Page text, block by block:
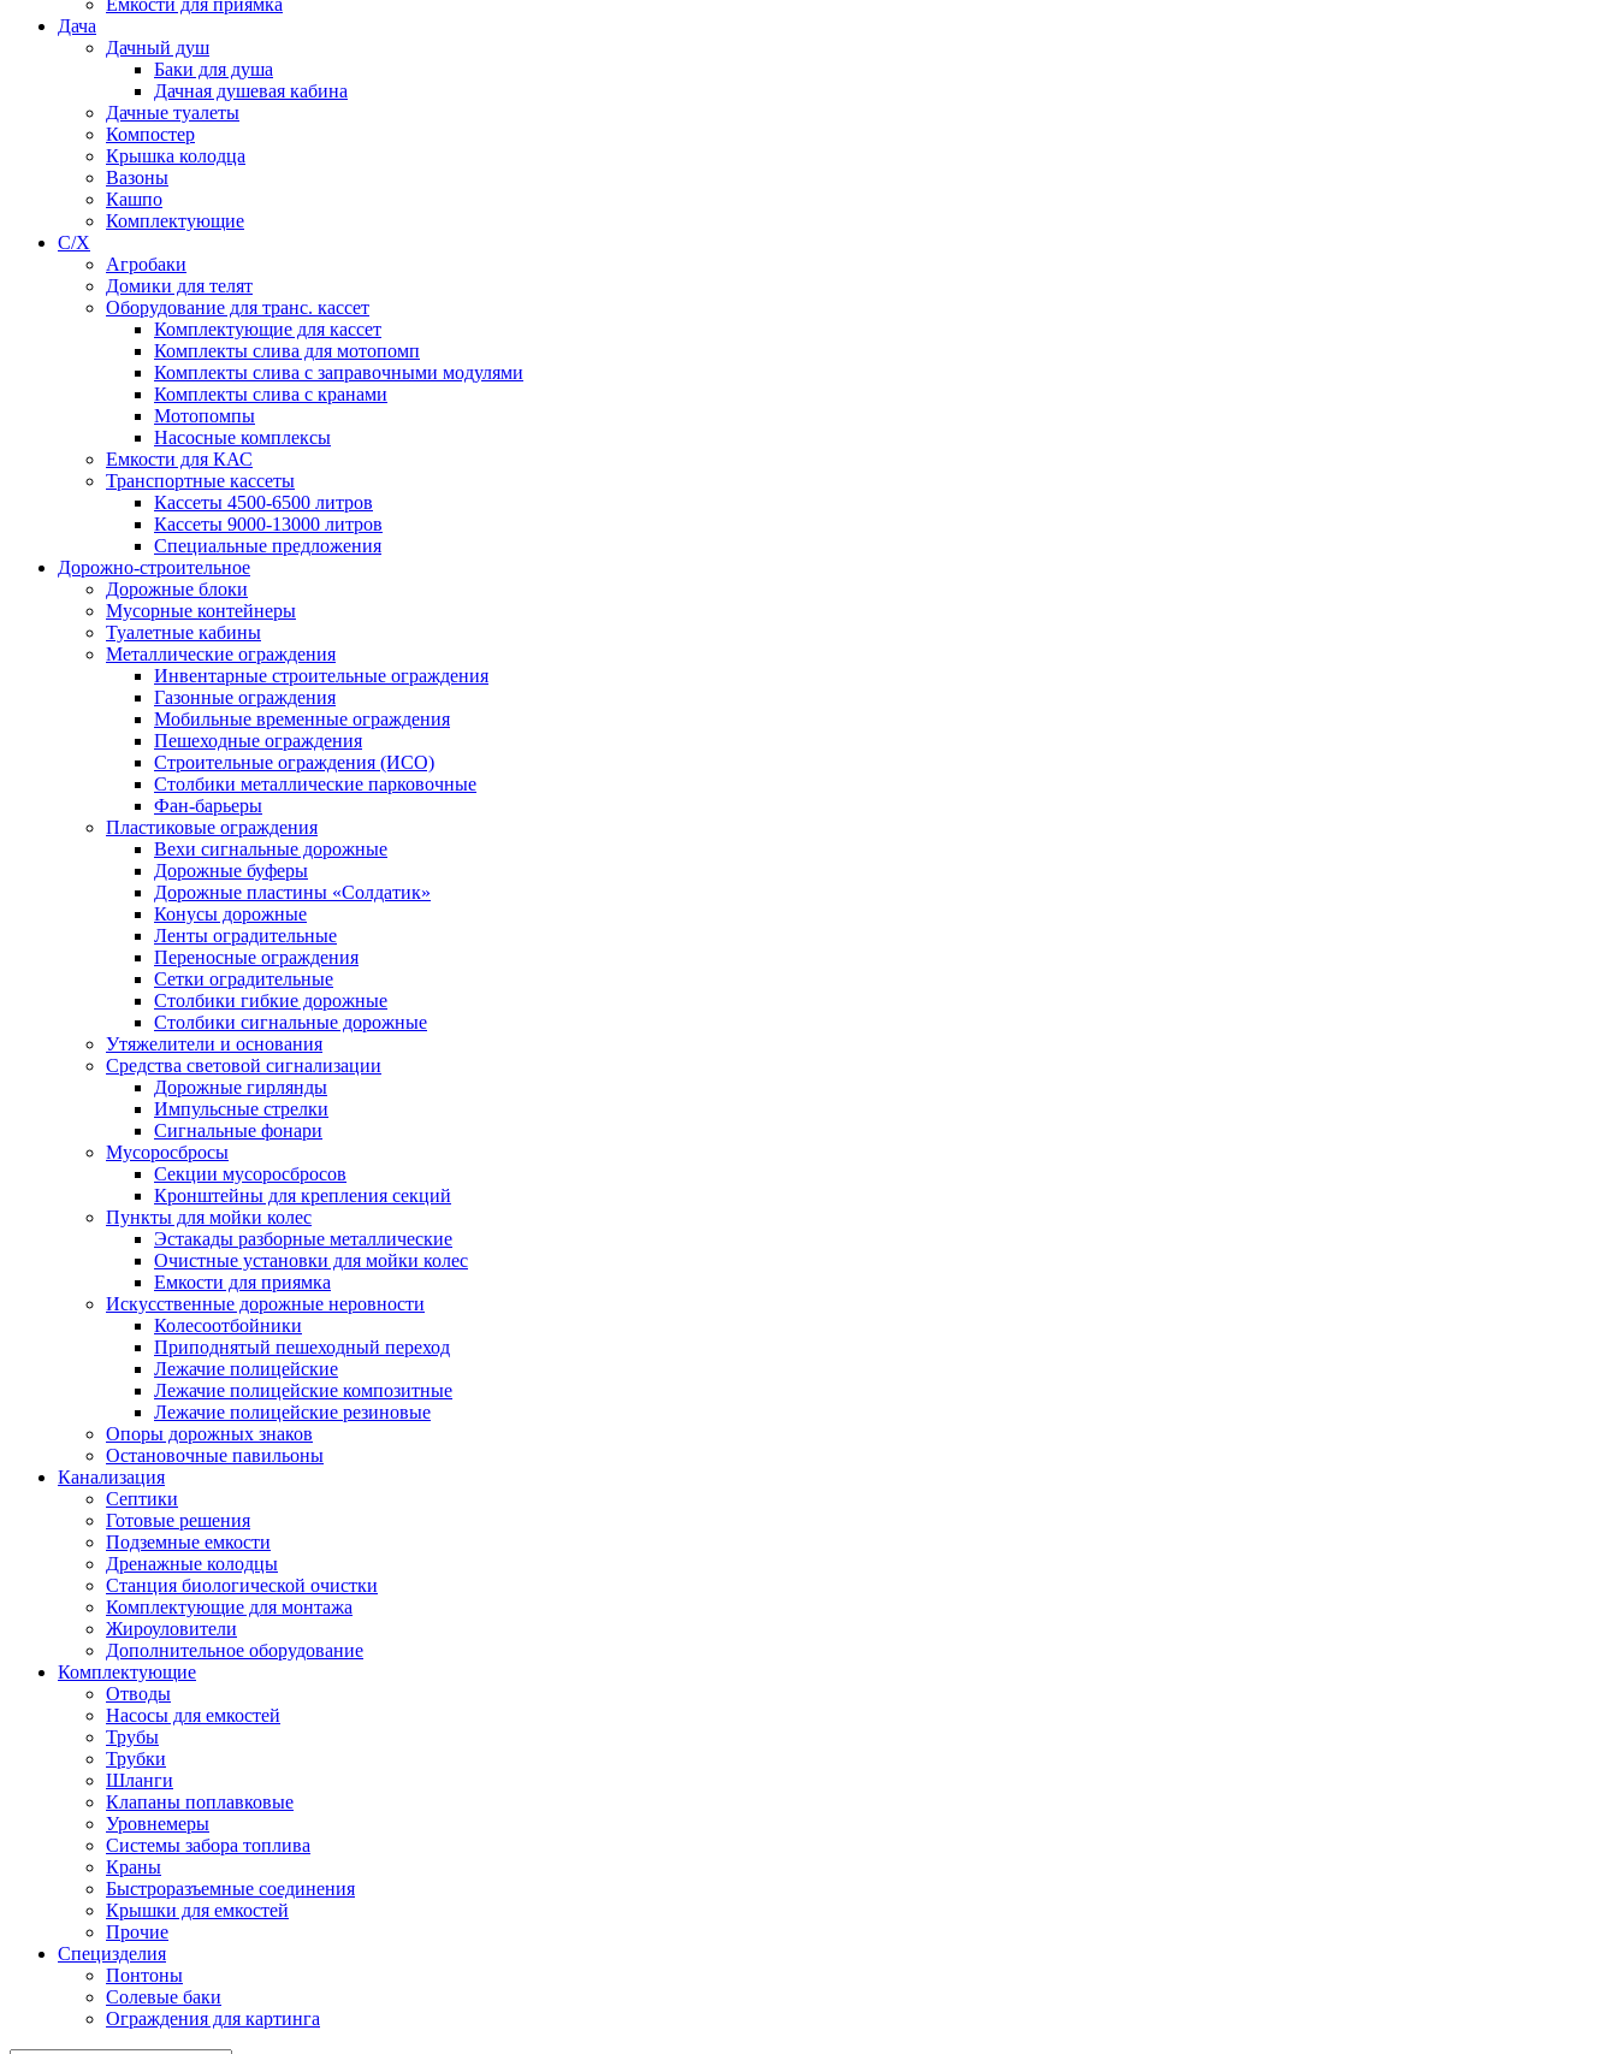
Емкости для приямка
Дача
Дачный душ
Баки для душа
Дачная душевая кабина
Дачные туалеты
Компостер
Крышка колодца
Вазоны
Кашпо
Комплектующие
С/Х
Агробаки
Домики для телят
Оборудование для транс. кассет
Комплектующие для кассет
Комплекты слива для мотопомп
Комплекты слива с заправочными модулями
Комплекты слива с кранами
Мотопомпы
Насосные комплексы
Емкости для КАС
Транспортные кассеты
Кассеты 4500-6500 литров
Кассеты 9000-13000 литров
Специальные предложения
Дорожно-строительное
Дорожные блоки
Мусорные контейнеры
Туалетные кабины
Металлические ограждения
Инвентарные строительные ограждения
Газонные ограждения
Мобильные временные ограждения
Пешеходные ограждения
Строительные ограждения (ИСО)
Столбики металлические парковочные
Фан-барьеры
Пластиковые ограждения
Вехи сигнальные дорожные
Дорожные буферы
Дорожные пластины «Солдатик»
Конусы дорожные
Ленты оградительные
Переносные ограждения
Сетки оградительные
Столбики гибкие дорожные
Столбики сигнальные дорожные
Утяжелители и основания
Средства световой сигнализации
Дорожные гирлянды
Импульсные стрелки
Сигнальные фонари
Мусоросбросы
Секции мусоросбросов
Кронштейны для крепления секций
Пункты для мойки колес
Эстакады разборные металлические
Очистные установки для мойки колес
Емкости для приямка
Искусственные дорожные неровности
Колесоотбойники
Приподнятый пешеходный переход
Лежачие полицейские
Лежачие полицейские композитные
Лежачие полицейские резиновые
Опоры дорожных знаков
Остановочные павильоны
Канализация
Септики
Готовые решения
Подземные емкости
Дренажные колодцы
Станция биологической очистки
Комплектующие для монтажа
Жироуловители
Дополнительное оборудование
Комплектующие
Отводы
Насосы для емкостей
Трубы
Трубки
Шланги
Клапаны поплавковые
Уровнемеры
Системы забора топлива
Краны
Быстроразъемные соединения
Крышки для емкостей
Прочие
Специзделия
Понтоны
Солевые баки
Ограждения для картинга